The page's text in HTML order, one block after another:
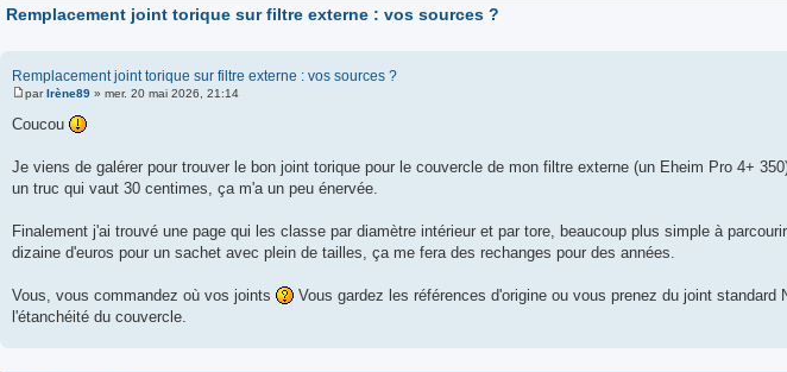
Remplacement joint torique sur filtre externe : vos sources ?
Remplacement joint torique sur filtre externe : vos sources ?
e
s
a
g
e
par Irène89 » mer. 20 mai 2026, 21:14
Coucou
Je viens de galérer pour trouver le bon joint torique pour le couvercle de mon filtre externe (un Eheim Pro 4+
un truc qui vaut 30 centimes, ça m'a un peu énervée.
Finalement j'ai trouvé une page qui les classe par diamètre intérieur et par tore, beaucoup plus simple à
dizaine d'euros pour un sachet avec plein de tailles, ça me fera des rechanges pour des années.
Vous, vous commandez où vos joints Vous gardez les références d'origine ou vous prenez du joint standard
l'étanchéité du couvercle.